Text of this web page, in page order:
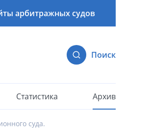
арбитражных судов
Поиск
Статистика Архив
суда.